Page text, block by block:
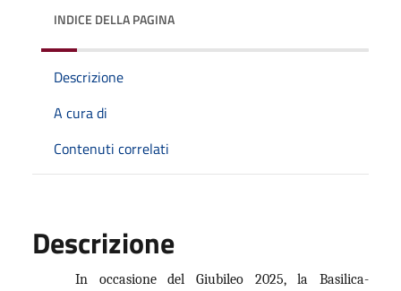
INDICE DELLA PAGINA
Descrizione
A cura di
Contenuti correlati
Descrizione
In occasione del Giubileo 2025, la Basilica-